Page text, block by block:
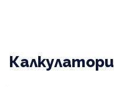
Калкулатори